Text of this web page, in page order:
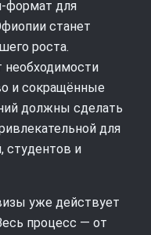
формат для
станет
роста.
необходимости
и сокращённые
должны сделать
для
студентов и
уже действует
процесс — от